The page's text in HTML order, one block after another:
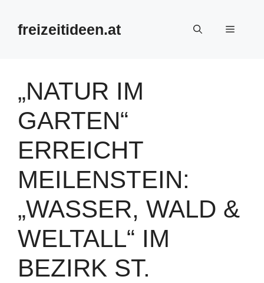
Inhalt
springenfreizeitideen.at Menü
„NATUR IM
GARTEN“
ERREICHT
MEILENSTEIN:
„WASSER, WALD &
WELTALL“ IM
BEZIRK ST.